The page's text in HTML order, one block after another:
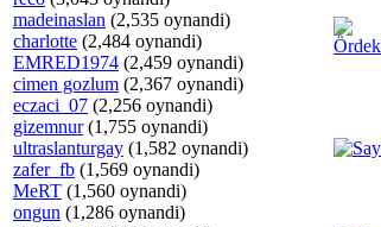
madeinaslan (2,535 oynandi)
charlotte (2,484 oynandi)
EMRED1974 (2,459 oynandi)
cimen gozlum (2,367 oynandi)
eczaci_07 (2,256 oynandi)
gizemnur(1,755 oynandi)
ultraslanturgay (1,582 oynandi)
zafer_fb (1,569 oynandi)
MeRT (1,560 oynandi)
ongun (1,286 oynandi)